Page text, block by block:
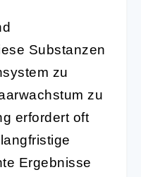
Substanzen
zu
zu
erfordert oft
Ergebnisse